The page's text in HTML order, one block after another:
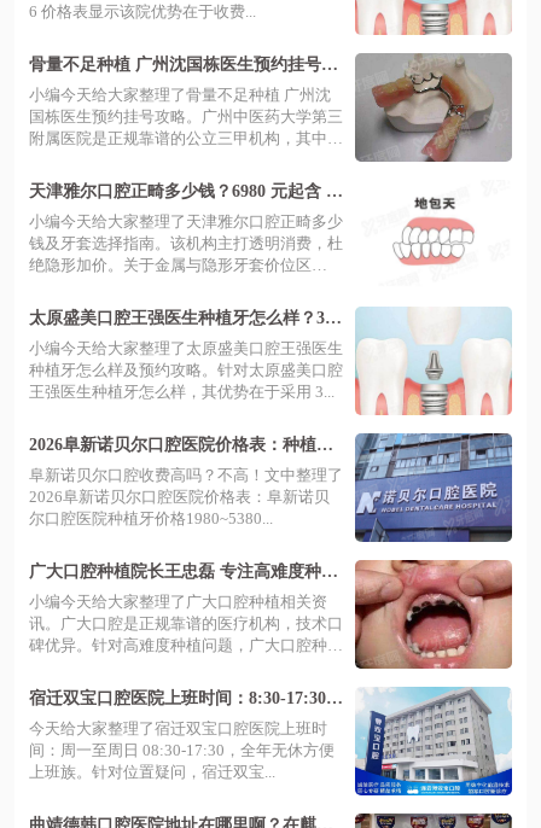
6 价格表显示该院优势在于收费...
骨量不足种植 广州沈国栋医生预约挂号选
三甲中医骨科强院，中西医结合助您重获
好牙
小编今天给大家整理了骨量不足种植 广州沈
国栋医生预约挂号攻略。广州中医药大学第三
附属医院是正规靠谱的公立三甲机构，其中
天津雅尔口腔正畸多少钱？6980 元起含 iT
ero 口扫，金属与隐形牙套价位区分透明
小编今天给大家整理了天津雅尔口腔正畸多少
钱及牙套选择指南。该机构主打透明消费，杜
绝隐形加价。关于金属与隐形牙套价位区
太原盛美口腔王强医生种植牙怎么样？3D
导板微创当天戴牙，预约畅通价格透明
小编今天给大家整理了太原盛美口腔王强医生
种植牙怎么样及预约攻略。针对太原盛美口腔
王强医生种植牙怎么样，其优势在于采用 3...
2026阜新诺贝尔口腔医院价格表：种植牙1
980+牙齿矫正9800起
阜新诺贝尔口腔收费高吗？不高！文中整理了
2026阜新诺贝尔口腔医院价格表：阜新诺贝
尔口腔医院种植牙价格1980~5380...
广大口腔种植院长王忠磊 专注高难度种植
牙十余年解决骨量不足难题，让缺牙患者
重获新生
小编今天给大家整理了广大口腔种植相关资
讯。广大口腔是正规靠谱的医疗机构，技术口
碑优异。针对高难度种植问题，广大口腔种植
宿迁双宝口腔医院上班时间：8:30-17:30好
预约，地址在微山湖路
今天给大家整理了宿迁双宝口腔医院上班时
间：周一至周日 08:30-17:30，全年无休方便
上班族。针对位置疑问，宿迁双宝...